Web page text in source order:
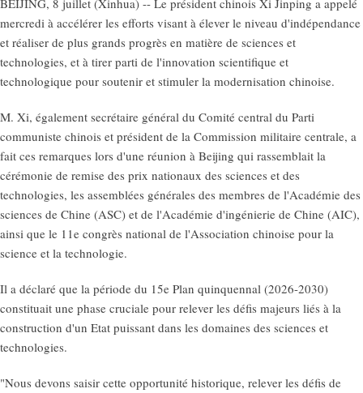
BEIJING, 8 juillet (Xinhua) -- Le président chinois Xi Jinping a appelé
mercredi à accélérer les efforts visant à élever le niveau d'indépendance
et réaliser de plus grands progrès en matière de sciences et
technologies, et à tirer parti de l'innovation scientifique et
technologique pour soutenir et stimuler la modernisation chinoise.
M. Xi, également secrétaire général du Comité central du Parti
communiste chinois et président de la Commission militaire centrale, a
fait ces remarques lors d'une réunion à Beijing qui rassemblait la
cérémonie de remise des prix nationaux des sciences et des
technologies, les assemblées générales des membres de l'Académie des
sciences de Chine (ASC) et de l'Académie d'ingénierie de Chine (AIC),
ainsi que le 11e congrès national de l'Association chinoise pour la
science et la technologie.
Il a déclaré que la période du 15e Plan quinquennal (2026-2030)
constituait une phase cruciale pour relever les défis majeurs liés à la
construction d'un Etat puissant dans les domaines des sciences et
technologies.
"Nous devons saisir cette opportunité historique, relever les défis de